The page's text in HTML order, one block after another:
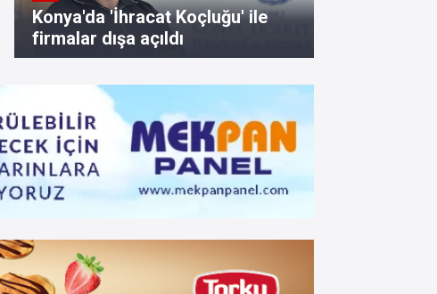
Konya'da 'İhracat Koçluğu' ile
firmalar dışa açıldı